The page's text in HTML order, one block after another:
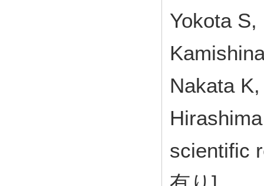
Yokota S,
Nakata
scientific